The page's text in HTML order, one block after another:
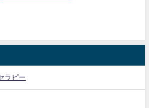
ラピー